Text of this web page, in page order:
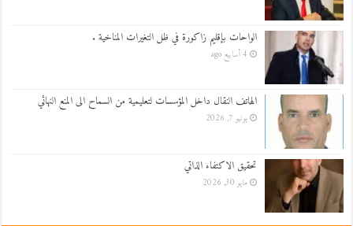
الواحات بإقليم زاكورة في ظل التغيرات المناخية .
4 أسابيع ago
الهاتف النقال داخل المؤسسات لتعليمية من السماح الى المنع النهائي
يونيو 7, 2026
تحقيق الاكتفاء الذاتي
مايو 30, 2026